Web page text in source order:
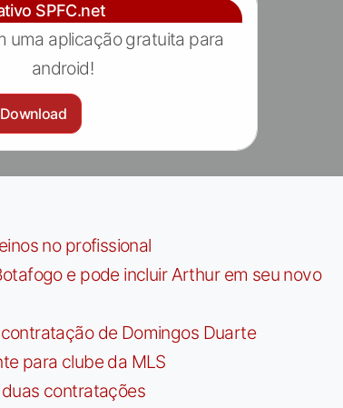
SPFC.net
uma aplicação gratuita para
android!
Download
no profissional
e pode incluir Arthur em seu novo
contratação de Domingos Duarte
para clube da MLS
duas contratações